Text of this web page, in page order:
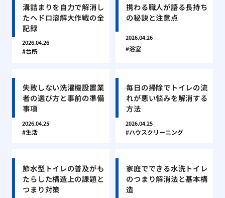
溝詰まりを自力で解消し
たヘドロ溶解大作戦の全
記録
2026.04.26
台所
携わる職人が語る長持ち
の秘訣と注意点
2026.04.26
浴室
失敗しない洗濯機設置業
者の選び方と事前の準備
事項
2026.04.25
生活
毎日の掃除でトイレの流
れが悪い悩みを解消する
方法
2026.04.25
ハウスクリーニング
節水型トイレの普及がも
たらした構造上の課題と
つまり対策
家庭でできる水洗トイレ
のつまり解消法と基本構
造